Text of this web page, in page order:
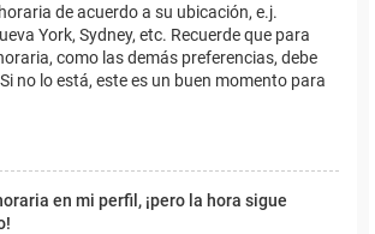
de acuerdo a su ubicación, e.j.
York, Sydney, etc. Recuerde que para
como las demás preferencias, debe
no lo está, este es un buen momento para
en mi perfil, ¡pero la hora sigue